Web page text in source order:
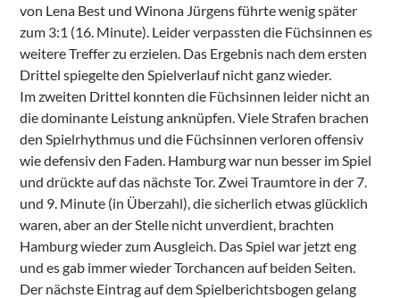
von Lena Best und Winona Jürgens führte wenig später
zum 3:1 (16. Minute). Leider verpassten die Füchsinnen es
weitere Treffer zu erzielen. Das Ergebnis nach dem ersten
Drittel spiegelte den Spielverlauf nicht ganz wieder.
Im zweiten Drittel konnten die Füchsinnen leider nicht an
die dominante Leistung anknüpfen. Viele Strafen brachen
den Spielrhythmus und die Füchsinnen verloren offensiv
wie defensiv den Faden. Hamburg war nun besser im Spiel
und drückte auf das nächste Tor. Zwei Traumtore in der 7.
und 9. Minute (in Überzahl), die sicherlich etwas glücklich
waren, aber an der Stelle nicht unverdient, brachten
Hamburg wieder zum Ausgleich. Das Spiel war jetzt eng
und es gab immer wieder Torchancen auf beiden Seiten.
Der nächste Eintrag auf dem Spielberichtsbogen gelang